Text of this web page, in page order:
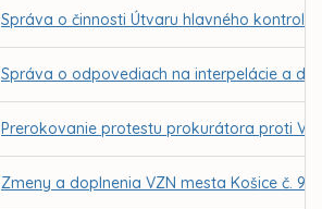
Správa o činnosti Útvaru hlavného
Správa o odpovediach na interpelácie a
Prerokovanie protestu prokurátora proti
Zmeny a doplnenia VZN mesta Košice č.